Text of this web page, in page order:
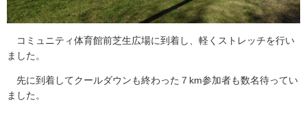
コミュニティ体育館前芝生広場に到着し、軽くストレッチを行い
ました。
先に到着してクールダウンも終わった７km参加者も数名待ってい
ました。